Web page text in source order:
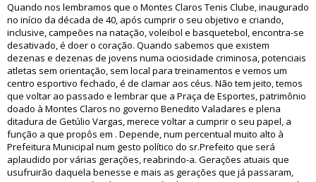
Quando nos lembramos que o Montes Claros Tenis Clube, inaugurado
no início da década de 40, após cumprir o seu objetivo e criando,
inclusive, campeões na natação, voleibol e basquetebol, encontra-se
desativado, é doer o coração. Quando sabemos que existem
dezenas e dezenas de jovens numa ociosidade criminosa, potenciais
atletas sem orientação, sem local para treinamentos e vemos um
centro esportivo fechado, é de clamar aos céus. Não tem jeito, temos
que voltar ao passado e lembrar que a Praça de Esportes, patrimônio
doado à Montes Claros no governo Benedito Valadares e plena
ditadura de Getúlio Vargas, merece voltar a cumprir o seu papel, a
função a que propôs em . Depende, num percentual muito alto à
Prefeitura Municipal num gesto político do sr.Prefeito que será
aplaudido por várias gerações, reabrindo-a. Gerações atuais que
usufruirão daquela benesse e mais as gerações que já passaram,